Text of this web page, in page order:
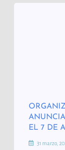
EL 7 DE
31 marzo,